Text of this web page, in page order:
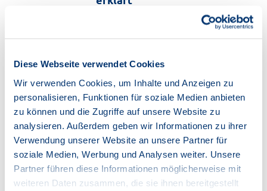
Diese Webseite verwendet Cookies
Wir verwenden Cookies, um Inhalte und Anzeigen zu
personalisieren, Funktionen für soziale Medien anbieten
zu können und die Zugriffe auf unsere Website zu
analysieren. Außerdem geben wir Informationen zu ihrer
Verwendung unserer Website an unsere Partner für
soziale Medien, Werbung und Analysen weiter. Unsere
Partner führen diese Informationen möglicherweise mit
weiteren Daten zusammen, die sie ihnen bereitgestellt
Nutzen Sie unseren Anbieterwechsel-
Jetzt lesen
Vertragsservice Rechungshilfe
Hilfe zur Rechnung - Fragen
rund um Ihre TNG-
Abrechnung
Hier finden Sie Antworten auf die